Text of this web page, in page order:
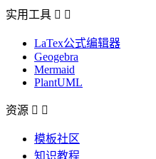
实用工具  
LaTex公式编辑器
Geogebra
Mermaid
PlantUML
资源  
模板社区
知识教程